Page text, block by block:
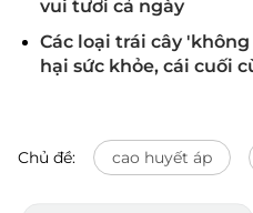
vui tươi cả ngày
Các loại trái cây
hại sức khỏe, cái cuối
Chủ đề: cao huyết áp